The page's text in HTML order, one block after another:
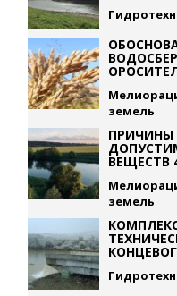
земель
ПРИЧИНЫ
ВЕЩЕСТВ
земель